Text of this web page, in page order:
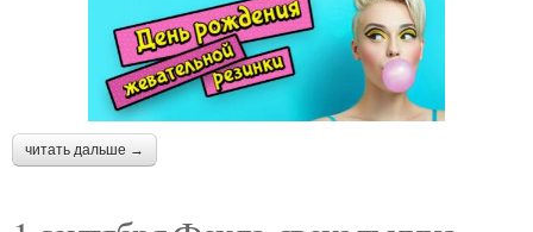
читать дальше →